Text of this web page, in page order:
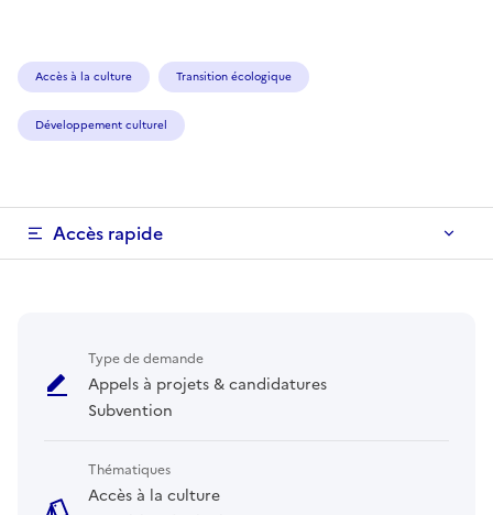
Accès à la culture Transition écologique
Développement culturel
Accès rapide
Type de demande
Appels à projets & candidatures
Subvention
Thématiques
Accès à la culture